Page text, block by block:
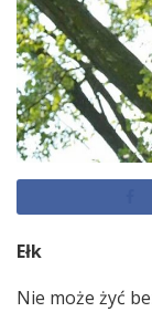
Ełk
Nie może żyć